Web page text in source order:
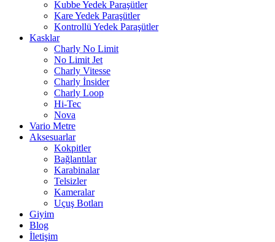
Kubbe Yedek Paraşütler
Kare Yedek Paraşütler
Kontrollü Yedek Paraşütler
Kasklar
Charly No Limit
No Limit Jet
Charly Vitesse
Charly İnsider
Charly Loop
Hi-Tec
Nova
Vario Metre
Aksesuarlar
Kokpitler
Bağlantılar
Karabinalar
Telsizler
Kameralar
Uçuş Botları
Giyim
Blog
İletişim